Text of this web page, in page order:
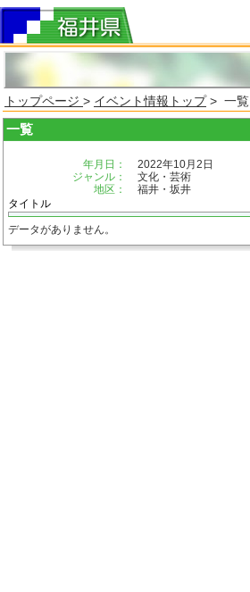
トップページ > イベント情報トップ> 一覧
一覧
年月日：
2022年10月2日
ジャンル：
文化・芸術
地区：
福井・坂井
タイトル
データがありません。